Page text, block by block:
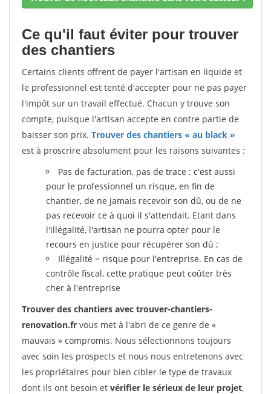
Ce qu'il faut éviter pour trouver
des chantiers
Certains clients offrent de payer l'artisan en liquide et
le professionnel est tenté d'accepter pour ne pas payer
l'impôt sur un travail effectué. Chacun y trouve son
compte, puisque l'artisan accepte en contre partie de
baisser son prix. Trouver des chantiers « au black »
est à proscrire absolument pour les raisons suivantes :
Pas de facturation, pas de trace : c'est aussi
pour le professionnel un risque, en fin de
chantier, de ne jamais recevoir son dû, ou de ne
pas recevoir ce à quoi il s'attendait. Etant dans
l'illégalité, l'artisan ne pourra opter pour le
recours en justice pour récupérer son dû ;
Illégalité = risque pour l'entreprise. En cas de
contrôle fiscal, cette pratique peut coûter très
cher à l'entreprise
Trouver des chantiers avec trouver-chantiers-
renovation.fr vous met à l'abri de ce genre de «
mauvais » compromis. Nous sélectionnons toujours
avec soin les prospects et nous nous entretenons avec
les propriétaires pour bien cibler le type de travaux
dont ils ont besoin et vérifier le sérieux de leur projet,